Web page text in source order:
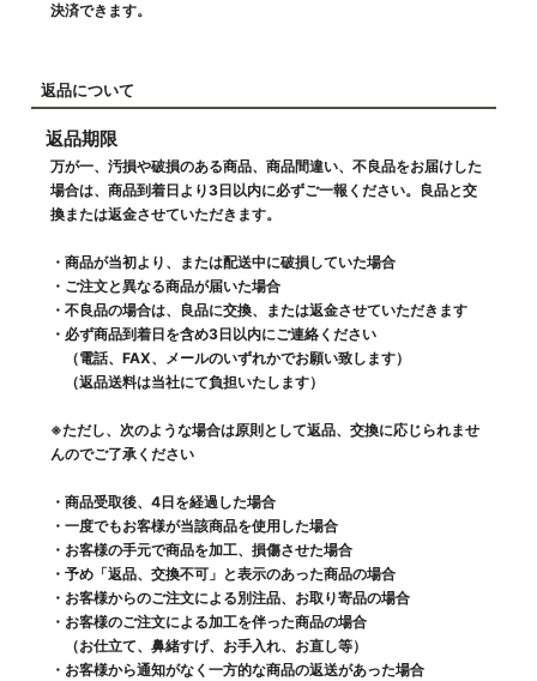
決済できます。
返品について
返品期限
万が一、汚損や破損のある商品、商品間違い、不良品をお届けした
場合は、商品到着日より3日以内に必ずご一報ください。良品と交
換または返金させていただきます。
・商品が当初より、または配送中に破損していた場合
・ご注文と異なる商品が届いた場合
・不良品の場合は、良品に交換、または返金させていただきます
・必ず商品到着日を含め3日以内にご連絡ください
（電話、FAX、メールのいずれかでお願い致します）
（返品送料は当社にて負担いたします）
※ただし、次のような場合は原則として返品、交換に応じられませ
んのでご了承ください
・商品受取後、4日を経過した場合
・一度でもお客様が当該商品を使用した場合
・お客様の手元で商品を加工、損傷させた場合
・予め「返品、交換不可」と表示のあった商品の場合
・お客様からのご注文による別注品、お取り寄品の場合
・お客様のご注文による加工を伴った商品の場合
（お仕立て、鼻緒すげ、お手入れ、お直し等）
・お客様から通知がなく一方的な商品の返送があった場合